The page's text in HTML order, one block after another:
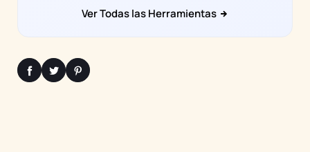
Ver Todas las Herramientas